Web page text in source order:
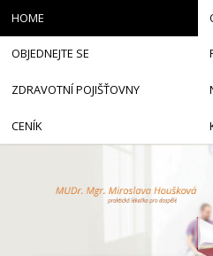
HOME
OBJEDNEJTE SE
ZDRAVOTNÍ POJIŠŤOVNY
CENÍK